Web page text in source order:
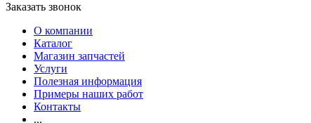
Заказать звонок
О компании
Каталог
Магазин запчастей
Услуги
Полезная информация
Примеры наших работ
Контакты
...